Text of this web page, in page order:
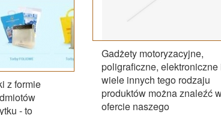
z formie
- to
Gadżety motoryzacyjne,
poligraficzne, elektroniczne
wiele innych tego rodzaju
produktów można znaleźć
ofercie naszego